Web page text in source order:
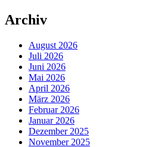
Archiv
August 2026
Juli 2026
Juni 2026
Mai 2026
April 2026
März 2026
Februar 2026
Januar 2026
Dezember 2025
November 2025